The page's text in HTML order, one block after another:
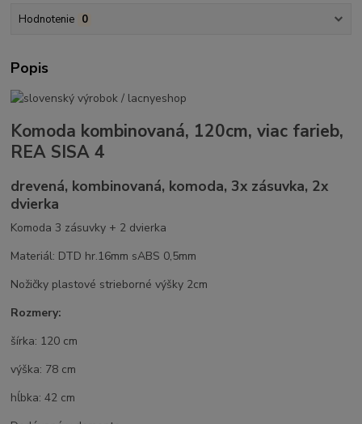
Hodnotenie 0
Popis
Komoda kombinovaná, 120cm, viac farieb,
REA SISA 4
drevená, kombinovaná, komoda, 3x zásuvka, 2x
dvierka
Komoda 3 zásuvky + 2 dvierka
Materiál: DTD hr.16mm sABS 0,5mm
Nožičky plastové strieborné výšky 2cm
Rozmery:
šírka: 120 cm
výška: 78 cm
hĺbka: 42 cm